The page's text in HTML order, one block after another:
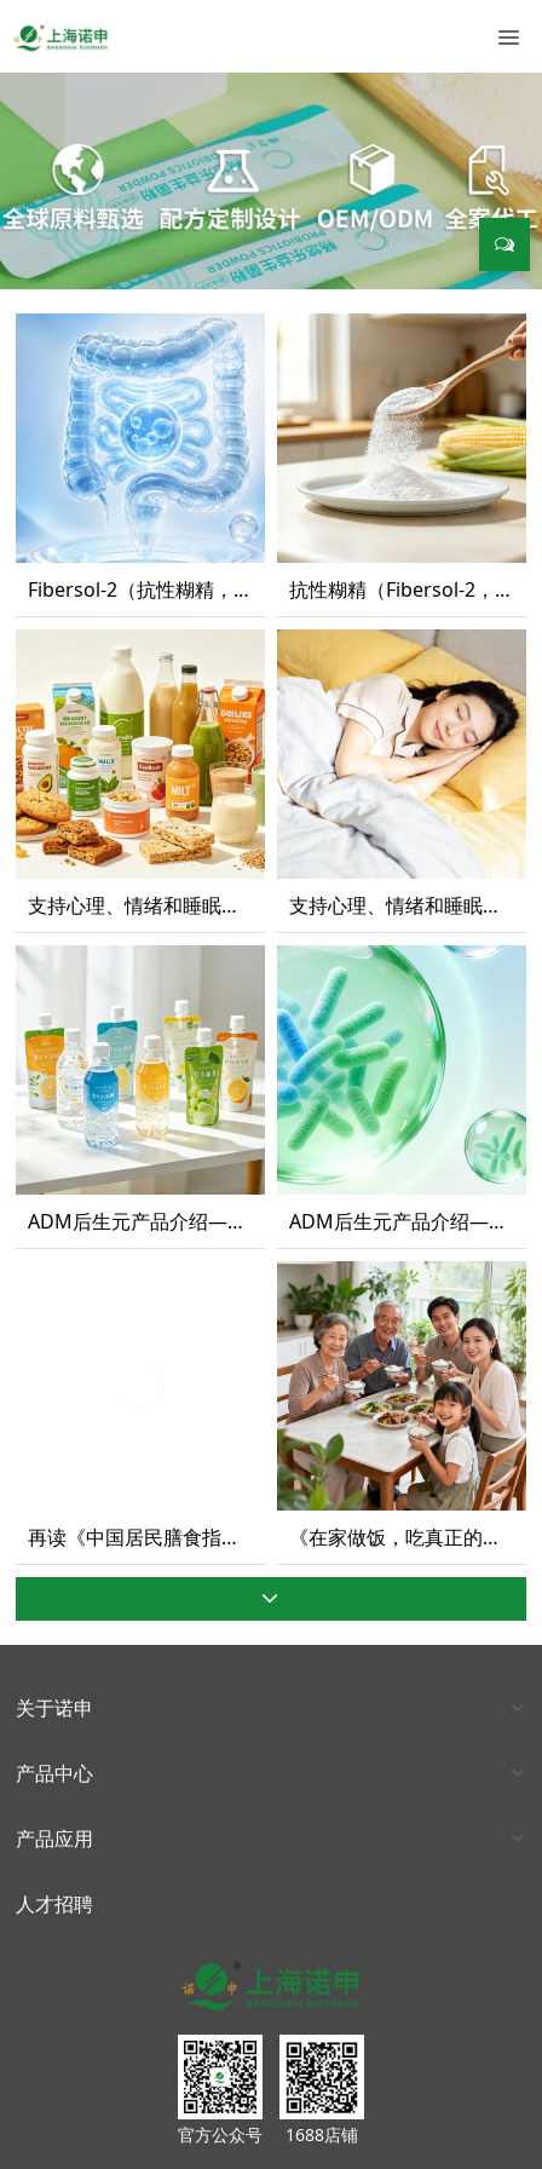
Fibersol-2（抗性糊精，善倍素）改善肠道健康功能性的介绍 抗性糊精（Fibersol-2，善倍素）全球相关法规介绍
支持心理、情绪和睡眠健康的ADM后生元 格氏乳杆菌CP2305【下篇】 支持心理、情绪和睡眠健康的ADM后生元 格氏乳杆菌CP2305【上篇】
ADM后生元产品介绍——后生元新风潮，打造食品饮料功能化新路径(下篇） ADM后生元产品介绍——后生元新风潮， 打造食品饮料功能化新路径 (上篇）
再读《中国居民膳食指南（2022）》，吃出健康好身体 《在家做饭，吃真正的食物 2025-2030年美国居民膳食指南》“简”读【下篇】
关于诺申
产品中心
产品应用
人才招聘
官方公众号 1688店铺